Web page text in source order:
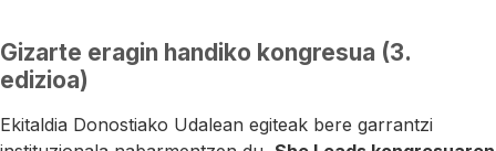
Gizarte eragin handiko kongresua (3.
edizioa)
Ekitaldia Donostiako Udalean egiteak bere garrantzi